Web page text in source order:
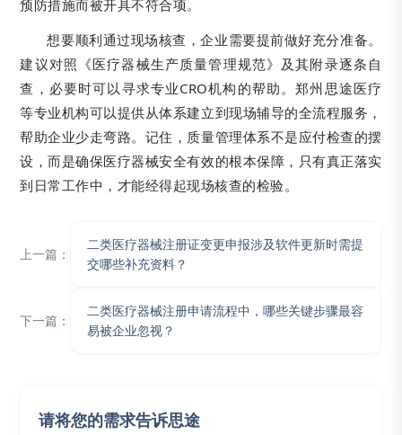
预防措施而被开具不符合项。
想要顺利通过现场核查，企业需要提前做好充分准备。
建议对照《医疗器械生产质量管理规范》及其附录逐条自
查，必要时可以寻求专业CRO机构的帮助。郑州思途医疗
等专业机构可以提供从体系建立到现场辅导的全流程服务，
帮助企业少走弯路。记住，质量管理体系不是应付检查的摆
设，而是确保医疗器械安全有效的根本保障，只有真正落实
到日常工作中，才能经得起现场核查的检验。
上一篇：
二类医疗器械注册证变更申报涉及软件更新时需提
交哪些补充资料？
下一篇：
二类医疗器械注册申请流程中，哪些关键步骤最容
易被企业忽视？
请将您的需求告诉思途